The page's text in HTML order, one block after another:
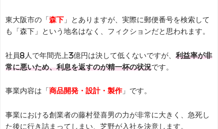
東大阪市の「 森下 」とありますが、実際に郵便番号を検索して
も「森下」という地名はなく、フィクションだと思われます。
社員8人で年間売上3億円は決して低くないですが、 利益率が非
常に悪いため、利息を返すのが精一杯の状況です。
事業内容は「 商品開発・設計・製作 」です。
事業における創業者の藤村登喜男の力が非常に大きく、急死し
た後に行き詰まってしまい、芝野が入社を決意します。